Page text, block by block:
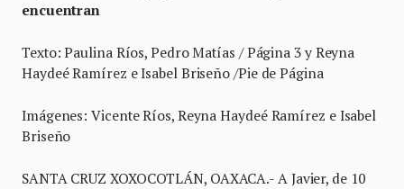
encuentran
Texto: Paulina Ríos, Pedro Matías / Página 3 y Reyna
Haydeé Ramírez e Isabel Briseño /Pie de Página
Imágenes: Vicente Ríos, Reyna Haydeé Ramírez e Isabel
Briseño
SANTA CRUZ XOXOCOTLÁN, OAXACA.- A Javier, de 10